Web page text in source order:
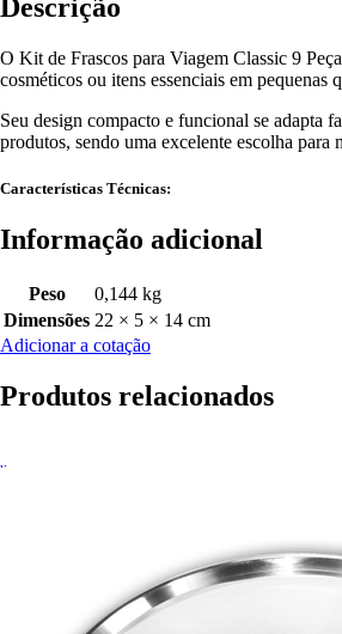
Descrição
O Kit de Frascos para Viagem Classic 9
cosméticos ou itens essenciais em
Seu design compacto e funcional se adapta
produtos, sendo uma excelente escolha
Características Técnicas:
Informação adicional
Peso
0,144 kg
Dimensões 22 × 5 × 14 cm
Adicionar a cotação
Produtos relacionados